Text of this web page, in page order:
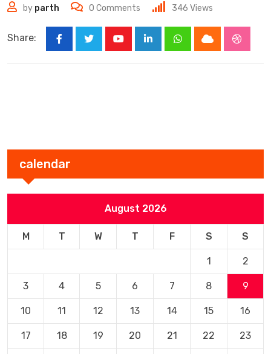
by parth 0 Comments 346 Views
Share:
LinkedInWhatsappCloud
calendar
August 2026
M T W T F S S
1 2
3 4 5 6 7 8 9
10 11 12 13 14 15 16
17 18 19 20 21 22 23